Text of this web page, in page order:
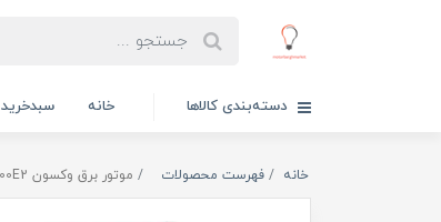
دسته‌بندی کالاها خانه سبدخرید
خانه فهرست محصولات موتور برق وکسون VC16800E2